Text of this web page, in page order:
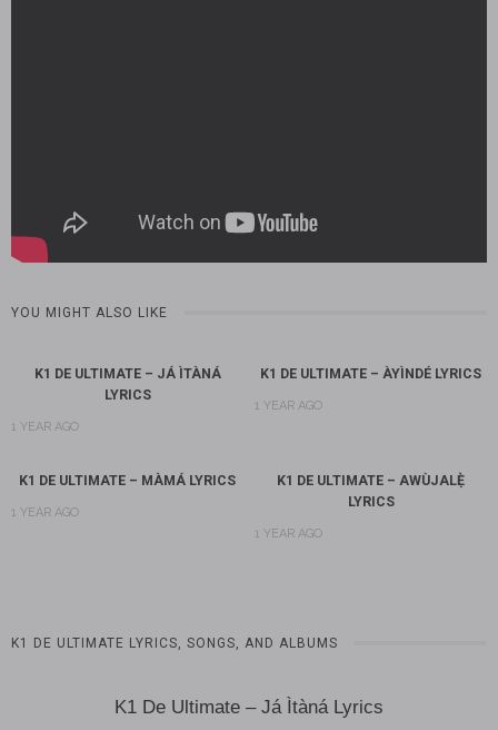
YOU MIGHT ALSO LIKE
K1 DE ULTIMATE – JÁ ÌTÀNÁ
LYRICS
1 YEAR AGO
K1 DE ULTIMATE – ÀYÌNDÉ LYRICS
1 YEAR AGO
K1 DE ULTIMATE – MÀMÁ LYRICS
1 YEAR AGO
K1 DE ULTIMATE – AWÙJALẸ̀
LYRICS
1 YEAR AGO
K1 DE ULTIMATE LYRICS, SONGS, AND ALBUMS
K1 De Ultimate – Já Ìtàná Lyrics